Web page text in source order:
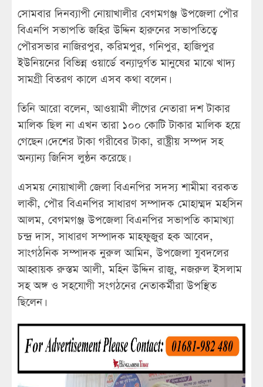
সোমবার দিনব্যাপী নোয়াখালীর বেগমগঞ্জ উপজেলা পৌর
বিএনপি সভাপতি জহির উদ্দিন হারুনের সভাপতিত্বে
পৌরসভার নাজিরপুর, করিমপুর, গনিপুর, হাজিপুর
ইউনিয়নের বিভিন্ন ওয়ার্ডে বন্যাদুর্গত মানুষের মাঝে খাদ্য
সামগ্রী বিতরণ কালে এসব কথা বলেন।
তিনি আরো বলেন, আওয়ামী লীগের নেতারা দশ টাকার
মালিক ছিল না এখন তারা ১০০ কোটি টাকার মালিক হয়ে
গেছেন। দেশের টাকা গরীবের টাকা, রাষ্ট্রীয় সম্পদ সহ
অন্যান্য জিনিস লুন্ঠন করেছে।
এসময় নোয়াখালী জেলা বিএনপির সদস্য শামীমা বরকত
লাকী, পৌর বিএনপির সাধারণ সম্পাদক মোহাম্মদ মহসিন
আলম, বেগমগঞ্জ উপজেলা বিএনপির সভাপতি কামাখ্যা
চন্দ্র দাস, সাধারণ সম্পাদক মাহফুজুর হক আবেদ,
সাংগঠনিক সম্পাদক নুরুল আমিন, উপজেলা যুবদলের
আহ্বায়ক রুস্তম আলী, মহিন উদ্দিন রাজু, নজরুল ইসলাম
সহ অঙ্গ ও সহযোগী সংগঠনের নেতাকর্মীরা উপস্থিত
ছিলেন।